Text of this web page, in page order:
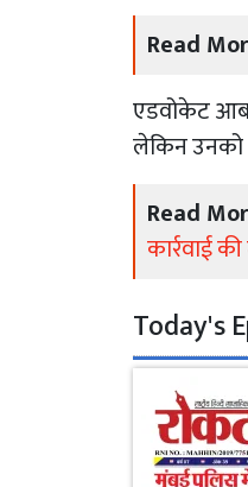
Read
एडवोकेट
लेकिन उनको
Read
कार्रवाई
Today's